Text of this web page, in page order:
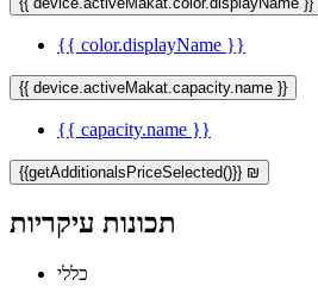
{{ color.displayName }}
{{ device.activeMakat.capacity.name }}
{{ capacity.name }}
{{getAdditionalsPriceSelected()}} ₪
תכונות עיקריות
כללי